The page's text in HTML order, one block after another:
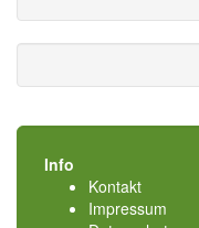
Info
Kontakt
Impressum